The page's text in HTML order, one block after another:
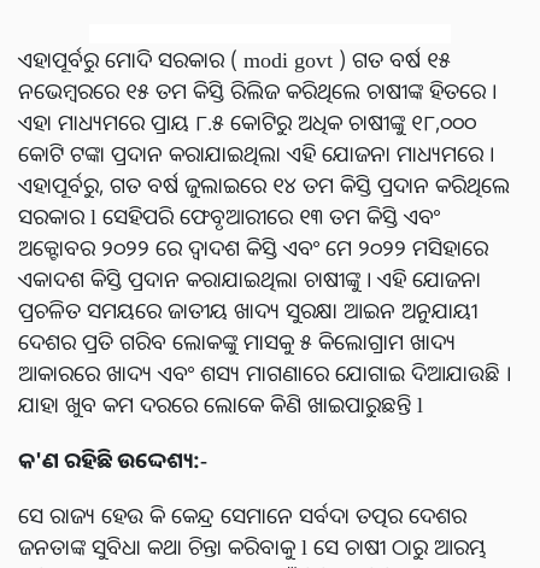
ଏହାପୂର୍ବରୁ ମୋଦି ସରକାର ( modi govt ) ଗତ ବର୍ଷ ୧୫
ନଭେମ୍ବରରେ ୧୫ ତମ କିସ୍ତି ରିଲିଜ କରିଥିଲେ ଚାଷୀଙ୍କ ହିତରେ ।
ଏହା ମାଧ୍ୟମରେ ପ୍ରାୟ ୮.୫ କୋଟିରୁ ଅଧିକ ଚାଷୀଙ୍କୁ ୧୮,୦୦୦
କୋଟି ଟଙ୍କା ପ୍ରଦାନ କରାଯାଇଥିଲା ଏହି ଯୋଜନା ମାଧ୍ୟମରେ ।
ଏହାପୂର୍ବରୁ, ଗତ ବର୍ଷ ଜୁଲାଇରେ ୧୪ ତମ କିସ୍ତି ପ୍ରଦାନ କରିଥିଲେ
ସରକାର l ସେହିପରି ଫେବୃଆରୀରେ ୧୩ ତମ କିସ୍ତି ଏବଂ
ଅକ୍ଟୋବର ୨୦୨୨ ରେ ଦ୍ୱାଦଶ କିସ୍ତି ଏବଂ ମେ ୨୦୨୨ ମସିହାରେ
ଏକାଦଶ କିସ୍ତି ପ୍ରଦାନ କରାଯାଇଥିଲା ଚାଷୀଙ୍କୁ । ଏହି ଯୋଜନା
ପ୍ରଚଳିତ ସମୟରେ ଜାତୀୟ ଖାଦ୍ୟ ସୁରକ୍ଷା ଆଇନ ଅନୁଯାୟୀ
ଦେଶର ପ୍ରତି ଗରିବ ଲୋକଙ୍କୁ ମାସକୁ ୫ କିଲୋଗ୍ରାମ ଖାଦ୍ୟ
ଆକାରରେ ଖାଦ୍ୟ ଏବଂ ଶସ୍ୟ ମାଗଣାରେ ଯୋଗାଇ ଦିଆଯାଉଛି ।
ଯାହା ଖୁବ କମ ଦରରେ ଲୋକେ କିଣି ଖାଇପାରୁଛନ୍ତି l
କ'ଣ ରହିଛି ଉଦ୍ଦେଶ୍ୟ:-
ସେ ରାଜ୍ୟ ହେଉ କି କେନ୍ଦ୍ର ସେମାନେ ସର୍ବଦା ତତ୍ପର ଦେଶର
ଜନତାଙ୍କ ସୁବିଧା କଥା ଚିନ୍ତା କରିବାକୁ l ସେ ଚାଷୀ ଠାରୁ ଆରମ୍ଭ